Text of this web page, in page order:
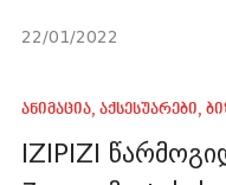
22/01/2022
ანიმაცია, აქსესუარები,
IZIPIZI